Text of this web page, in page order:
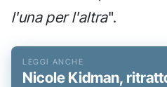
l'una per l'altra".
Nicole Kidman,